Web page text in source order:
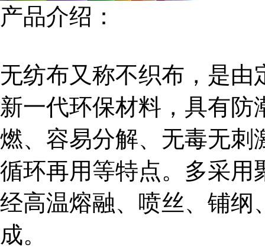
产品介绍：
无纺布又称不织布，是
新一代环保材料，具有
燃、容易分解、无毒无刺
循环再用等特点。多采用
经高温熔融、喷丝、铺纲
成。